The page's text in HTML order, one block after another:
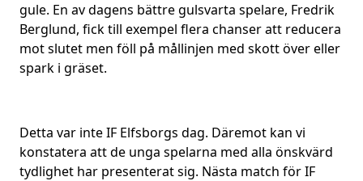
gule. En av dagens bättre gulsvarta spelare, Fredrik
Berglund, fick till exempel flera chanser att reducera
mot slutet men föll på mållinjen med skott över eller
spark i gräset.
Detta var inte IF Elfsborgs dag. Däremot kan vi
konstatera att de unga spelarna med alla önskvärd
tydlighet har presenterat sig. Nästa match för IF